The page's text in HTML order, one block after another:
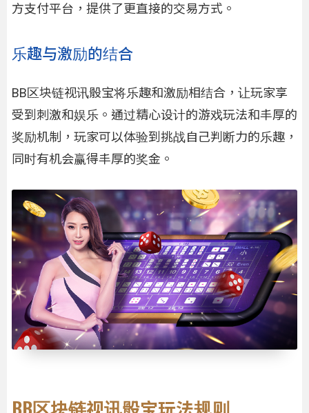
方支付平台，提供了更直接的交易方式。
乐趣与激励的结合
BB区块链视讯骰宝将乐趣和激励相结合，让玩家享
受到刺激和娱乐。通过精心设计的游戏玩法和丰厚的
奖励机制，玩家可以体验到挑战自己判断力的乐趣，
同时有机会赢得丰厚的奖金。